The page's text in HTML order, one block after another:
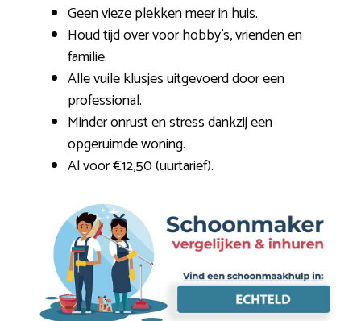
Geen vieze plekken meer in huis.
Houd tijd over voor hobby’s, vrienden en
familie.
Alle vuile klusjes uitgevoerd door een
professional.
Minder onrust en stress dankzij een
opgeruimde woning.
Al voor €12,50 (uurtarief).